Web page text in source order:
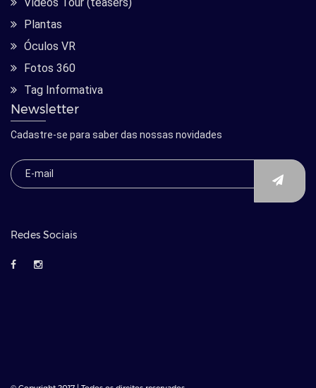
Vídeos Tour (teasers)
Plantas
Óculos VR
Fotos 360
Tag Informativa
Newsletter
Cadastre-se para saber das nossas novidades
Redes Sociais